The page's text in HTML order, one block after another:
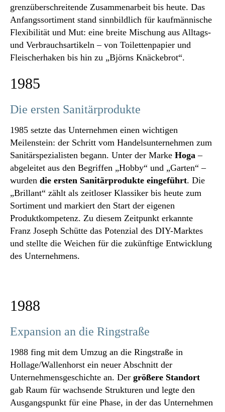
grenzüberschreitende Zusammenarbeit bis heute. Das
Anfangssortiment stand sinnbildlich für kaufmännische
Flexibilität und Mut: eine breite Mischung aus Alltags-
und Verbrauchsartikeln – von Toilettenpapier und
Fleischerhaken bis hin zu „Björns Knäckebrot“.
1985
Die ersten Sanitärprodukte
1985 setzte das Unternehmen einen wichtigen
Meilenstein: der Schritt vom Handelsunternehmen zum
Sanitärspezialisten begann. Unter der Marke Hoga –
abgeleitet aus den Begriffen „Hobby“ und „Garten“ –
wurden die ersten Sanitärprodukte eingeführt. Die
„Brillant“ zählt als zeitloser Klassiker bis heute zum
Sortiment und markiert den Start der eigenen
Produktkompetenz. Zu diesem Zeitpunkt erkannte
Franz Joseph Schütte das Potenzial des DIY-Marktes
und stellte die Weichen für die zukünftige Entwicklung
des Unternehmens.
1988
Expansion an die Ringstraße
1988 fing mit dem Umzug an die Ringstraße in
Hollage/Wallenhorst ein neuer Abschnitt der
Unternehmensgeschichte an. Der größere Standort
gab Raum für wachsende Strukturen und legte den
Ausgangspunkt für eine Phase, in der das Unternehmen